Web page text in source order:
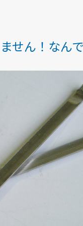
せん！なん